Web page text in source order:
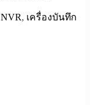
NVR, เครื่องบันทึก